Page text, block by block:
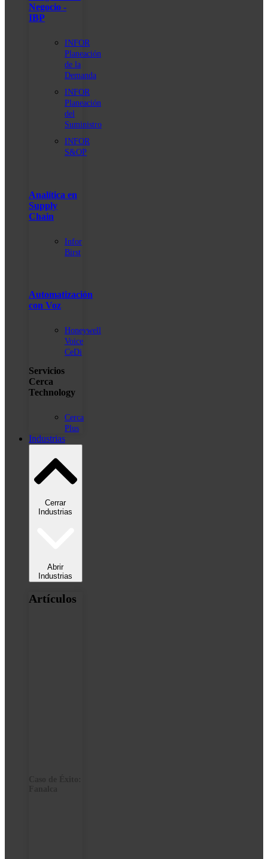
Negocio -
IBP
INFOR
Planeación
de la
Demanda
INFOR
Planeación
del
Suministro
INFOR
S&OP
Analítica en
Supply
Chain
Infor
Birst
Automatización
con Voz
Honeywell
Voice
CeDi
Servicios
Cerca
Technology
Cerca
Plus
Industrias
Cerrar
Industrias
Abrir
Industrias
Artículos